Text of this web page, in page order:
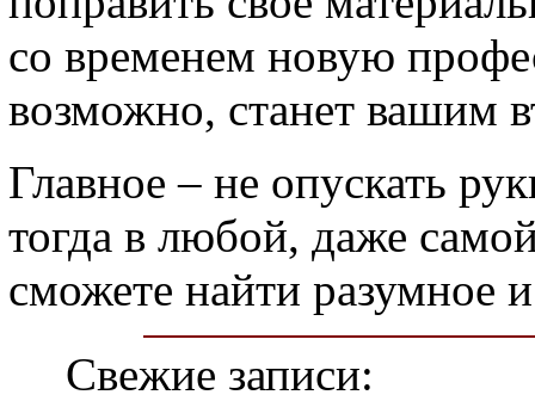
со временем новую
возможно, станет вашим
Главное – не опускать
тогда в любой, даже
сможете найти разумное
Свежие записи: